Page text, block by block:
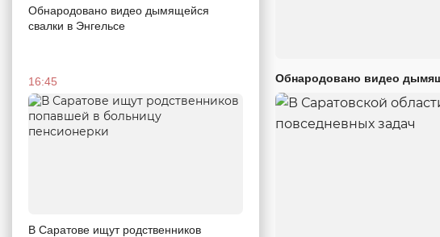
Обнародовано видео дымящейся
свалки в Энгельсе
16:45
В Саратове ищут родственников
Обнародовано видео